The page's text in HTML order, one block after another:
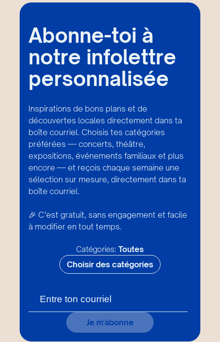
Abonne-toi à
notre infolettre
personnalisée
Inspirations de bons plans et de
découvertes locales directement dans ta
boîte courriel. Choisis tes catégories
préférées — concerts, théâtre,
expositions, événements familiaux et plus
encore — et reçois chaque semaine une
sélection sur mesure, directement dans ta
boîte courriel.
🎉 C’est gratuit, sans engagement et facile
à modifier en tout temps.
Catégories: Toutes
Choisir des catégories
Je m'abonne